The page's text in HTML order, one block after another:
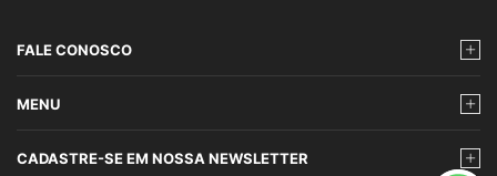
FALE CONOSCO
MENU
CADASTRE-SE EM NOSSA NEWSLETTER